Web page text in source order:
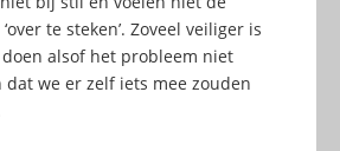
te steken’. Zoveel veiliger is
alsof het probleem niet
dat we er zelf iets mee zouden